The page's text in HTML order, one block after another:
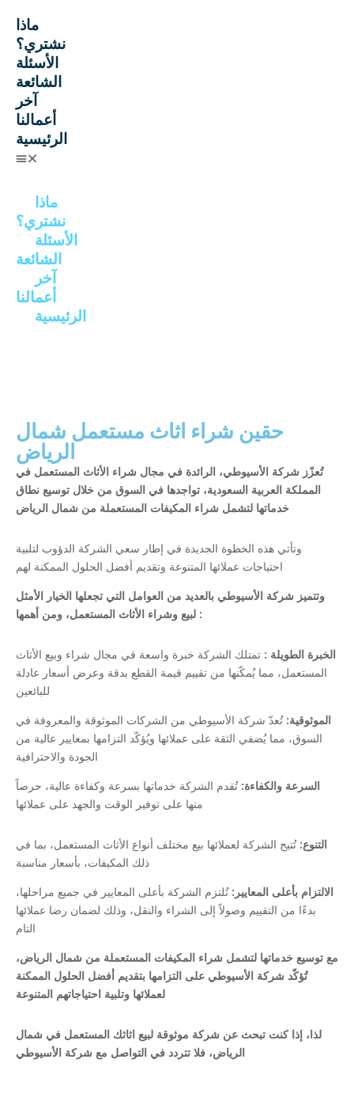
ماذا
نشتري؟
الأسئلة
الشائعة
آخر
أعمالنا
الرئيسية
ماذا
نشتري؟
الأسئلة
الشائعة
آخر
أعمالنا
الرئيسية
حقين شراء اثاث مستعمل شمال
الرياض
تُعزّز شركة الأسيوطي، الرائدة في مجال شراء الأثاث المستعمل في
المملكة العربية السعودية، تواجدها في السوق من خلال توسيع نطاق
خدماتها لتشمل شراء المكيفات المستعملة من شمال الرياض
وتأتي هذه الخطوة الجديدة في إطار سعي الشركة الدؤوب لتلبية
احتياجات عملائها المتنوعة وتقديم أفضل الحلول الممكنة لهم
وتتميز شركة الأسيوطي بالعديد من العوامل التي تجعلها الخيار الأمثل
لبيع وشراء الأثاث المستعمل، ومن أهمها :
الخبرة الطويلة : تمتلك الشركة خبرة واسعة في مجال شراء وبيع الأثاث
المستعمل، مما يُمكّنها من تقييم قيمة القطع بدقة وعرض أسعار عادلة
للبائعين
الموثوقية: تُعدّ شركة الأسيوطي من الشركات الموثوقة والمعروفة في
السوق، مما يُضفي الثقة على عملائها ويُؤكّد التزامها بمعايير عالية من
الجودة والاحترافية
السرعة والكفاءة: تُقدم الشركة خدماتها بسرعة وكفاءة عالية، حرصاً
منها على توفير الوقت والجهد على عملائها
التنوع: تُتيح الشركة لعملائها بيع مختلف أنواع الأثاث المستعمل، بما في
ذلك المكيفات، بأسعار مناسبة
الالتزام بأعلى المعايير: تُلتزم الشركة بأعلى المعايير في جميع مراحلها،
بدءًا من التقييم وصولاً إلى الشراء والنقل، وذلك لضمان رضا عملائها
التام
مع توسيع خدماتها لتشمل شراء المكيفات المستعملة من شمال الرياض،
تُؤكّد شركة الأسيوطي على التزامها بتقديم أفضل الحلول الممكنة
لعملائها وتلبية احتياجاتهم المتنوعة
لذا، إذا كنت تبحث عن شركة موثوقة لبيع اثاثك المستعمل في شمال
الرياض، فلا تتردد في التواصل مع شركة الأسيوطي